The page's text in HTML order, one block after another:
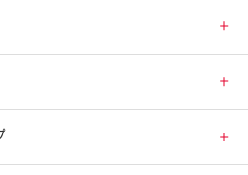
アル品一覧
ップ
設）
プ